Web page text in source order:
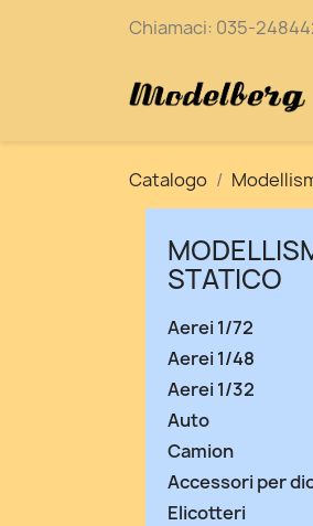
Chiamaci: 035-
Catalogo
STATICO
Aerei 1/72
Aerei 1/48
Aerei 1/32
Auto
Camion
Accessori per
Elicotteri